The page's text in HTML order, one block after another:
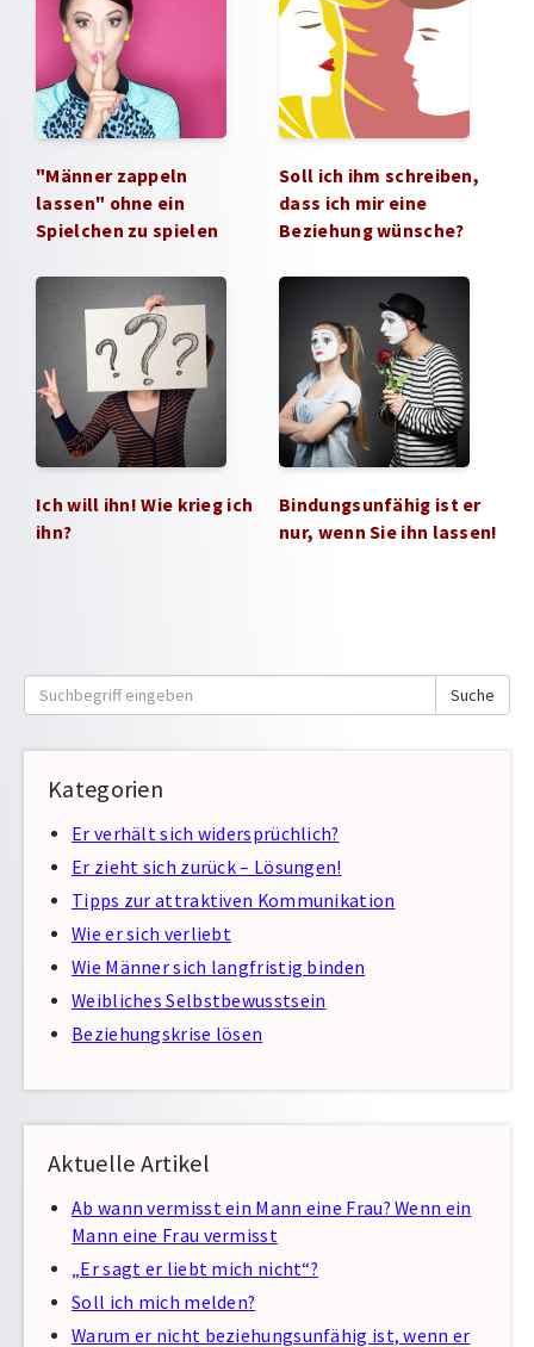
"Männer zappeln
lassen" ohne ein
Spielchen zu spielen
Soll ich ihm schreiben,
dass ich mir eine
Beziehung wünsche?
Ich will ihn! Wie krieg ich
ihn?
Bindungsunfähig ist er
nur, wenn Sie ihn lassen!
Suche
nach:
Suche
Kategorien
Er verhält sich widersprüchlich?
Er zieht sich zurück – Lösungen!
Tipps zur attraktiven Kommunikation
Wie er sich verliebt
Wie Männer sich langfristig binden
Weibliches Selbstbewusstsein
Beziehungskrise lösen
Aktuelle Artikel
Ab wann vermisst ein Mann eine Frau? Wenn ein
Mann eine Frau vermisst
„Er sagt er liebt mich nicht“?
Soll ich mich melden?
Warum er nicht beziehungsunfähig ist, wenn er